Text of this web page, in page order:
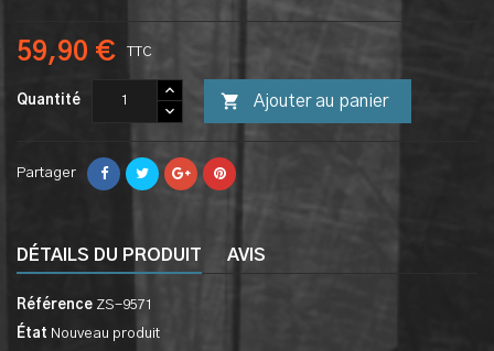
59,90 € TTC
Quantité  Ajouter au panier
Partager
DÉTAILS DU PRODUIT AVIS
Référence ZS-9571
État Nouveau produit